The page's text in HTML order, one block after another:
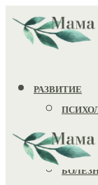
РАЗВИТИЕ
ЗДОРОВЬЕ